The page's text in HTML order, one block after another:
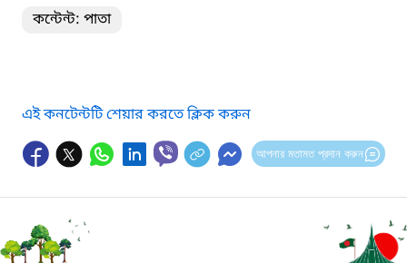
কন্টেন্ট: পাতা
এই কনটেন্টটি শেয়ার করতে ক্লিক করুন
আপনার মতামত প্রদান করুন